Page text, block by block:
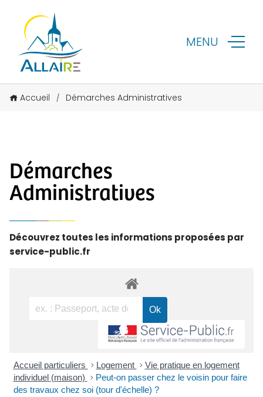
MENU
Accueil / Démarches Administratives
Démarches
Administratives
Découvrez toutes les informations proposées par
service-public.fr
Accueil particuliers > Logement > Vie pratique en logement
individuel (maison) > Peut-on passer chez le voisin pour faire
des travaux chez soi (tour d'échelle) ?